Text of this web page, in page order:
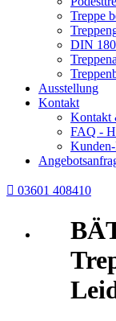
Treppe
DIN
Ausstellung
Kontakt
Kontakt
FAQ -
 03601 408410